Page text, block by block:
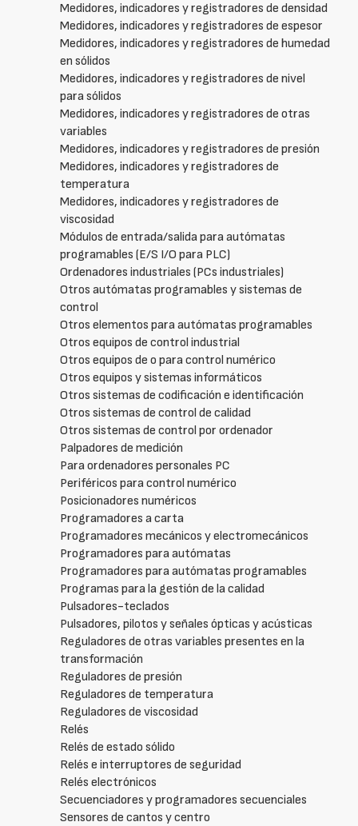
Medidores, indicadores y registradores de densidad
Medidores, indicadores y registradores de espesor
Medidores, indicadores y registradores de humedad
en sólidos
Medidores, indicadores y registradores de nivel
para sólidos
Medidores, indicadores y registradores de otras
variables
Medidores, indicadores y registradores de presión
Medidores, indicadores y registradores de
temperatura
Medidores, indicadores y registradores de
viscosidad
Módulos de entrada/salida para autómatas
programables (E/S I/O para PLC)
Ordenadores industriales (PCs industriales)
Otros autómatas programables y sistemas de
control
Otros elementos para autómatas programables
Otros equipos de control industrial
Otros equipos de o para control numérico
Otros equipos y sistemas informáticos
Otros sistemas de codificación e identificación
Otros sistemas de control de calidad
Otros sistemas de control por ordenador
Palpadores de medición
Para ordenadores personales PC
Periféricos para control numérico
Posicionadores numéricos
Programadores a carta
Programadores mecánicos y electromecánicos
Programadores para autómatas
Programadores para autómatas programables
Programas para la gestión de la calidad
Pulsadores-teclados
Pulsadores, pilotos y señales ópticas y acústicas
Reguladores de otras variables presentes en la
transformación
Reguladores de presión
Reguladores de temperatura
Reguladores de viscosidad
Relés
Relés de estado sólido
Relés e interruptores de seguridad
Relés electrónicos
Secuenciadores y programadores secuenciales
Sensores de cantos y centro